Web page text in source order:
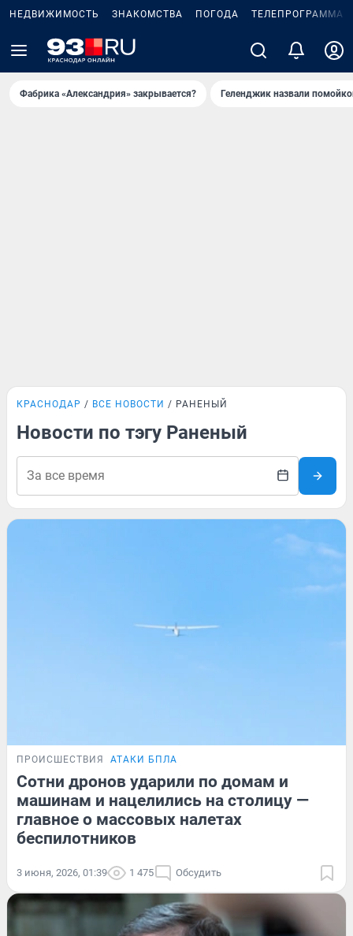
НЕДВИЖИМОСТЬ ЗНАКОМСТВА ПОГОДА ТЕЛЕПРОГРАММА
Фабрика «Александрия» закрывается? Геленджик назвали
КРАСНОДАР ВСЕ НОВОСТИ РАНЕНЫЙ
Новости по тэгу Раненый
ПРОИСШЕСТВИЯ АТАКИ БПЛА
Сотни дронов ударили по домам и
машинам и нацелились на столицу —
главное о массовых налетах
беспилотников
3 июня, 2026, 01:39 1 475 Обсудить